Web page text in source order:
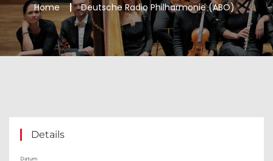
Home Deutsche Radio Philharmonie (ABO)
Details
Datum